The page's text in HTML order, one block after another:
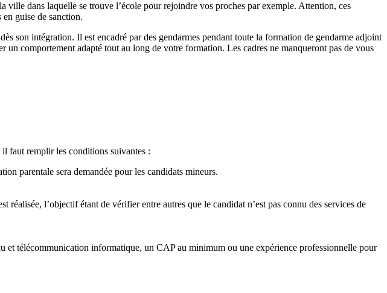
dans laquelle se trouve l’école pour rejoindre vos proches par exemple. Attention, ces
guise de sanction.
son intégration. Il est encadré par des gendarmes pendant toute la formation de gendarme adjoint
comportement adapté tout au long de votre formation. Les cadres ne manqueront pas de vous
faut remplir les conditions suivantes :
parentale sera demandée pour les candidats mineurs.
l’objectif étant de vérifier entre autres que le candidat n’est pas connu des services de
télécommunication informatique, un CAP au minimum ou une expérience professionnelle pour